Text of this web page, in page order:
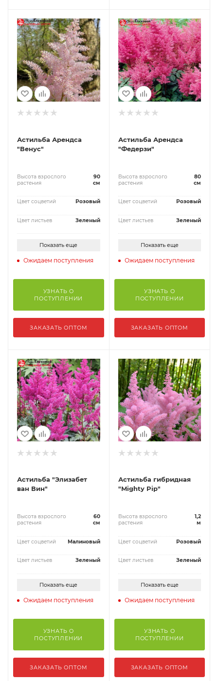
Астильба Арендса
"Венус"
Высота взрослого
растения
90
см
Цвет соцветий Розовый
Цвет листьев Зеленый
Показать еще
Ожидаем поступления
УЗНАТЬ О
ПОСТУПЛЕНИИ
ЗАКАЗАТЬ ОПТОМ
Астильба Арендса
"Федерзи"
Высота взрослого
растения
80
см
Цвет соцветий Розовый
Цвет листьев Зеленый
Показать еще
Ожидаем поступления
УЗНАТЬ О
ПОСТУПЛЕНИИ
ЗАКАЗАТЬ ОПТОМ
Астильба "Элизабет
ван Вин"
Высота взрослого
растения
60
см
Цвет соцветий Малиновый
Цвет листьев Зеленый
Показать еще
Ожидаем поступления
УЗНАТЬ О
ПОСТУПЛЕНИИ
ЗАКАЗАТЬ ОПТОМ
Астильба гибридная
"Mighty Pip"
Высота взрослого
растения
1,2
м
Цвет соцветий Розовый
Цвет листьев Зеленый
Показать еще
Ожидаем поступления
УЗНАТЬ О
ПОСТУПЛЕНИИ
ЗАКАЗАТЬ ОПТОМ